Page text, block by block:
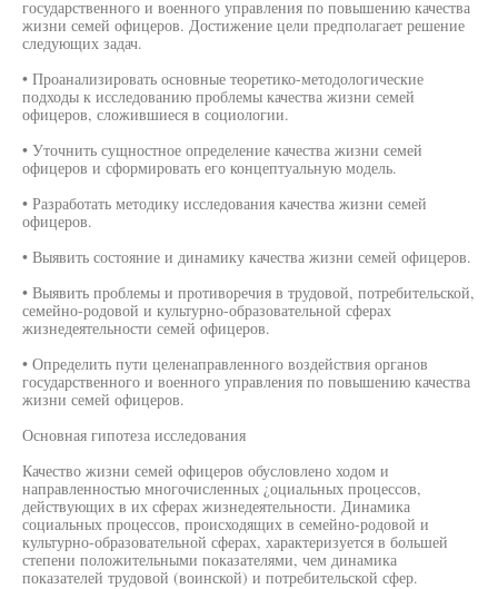
государственного и военного управления по повышению качества
жизни семей офицеров. Достижение цели предполагает решение
следующих задач.
• Проанализировать основные теоретико-методологические
подходы к исследованию проблемы качества жизни семей
офицеров, сложившиеся в социологии.
• Уточнить сущностное определение качества жизни семей
офицеров и сформировать его концептуальную модель.
• Разработать методику исследования качества жизни семей
офицеров.
• Выявить состояние и динамику качества жизни семей офицеров.
• Выявить проблемы и противоречия в трудовой, потребительской,
семейно-родовой и культурно-образовательной сферах
жизнедеятельности семей офицеров.
• Определить пути целенаправленного воздействия органов
государственного и военного управления по повышению качества
жизни семей офицеров.
Основная гипотеза исследования
Качество жизни семей офицеров обусловлено ходом и
направленностью многочисленных ¿оциальных процессов,
действующих в их сферах жизнедеятельности. Динамика
социальных процессов, происходящих в семейно-родовой и
культурно-образовательной сферах, характеризуется в большей
степени положительными показателями, чем динамика
показателей трудовой (воинской) и потребительской сфер.